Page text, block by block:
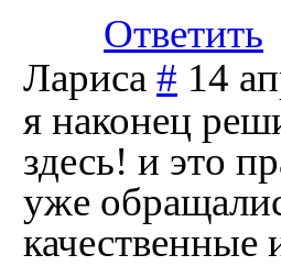
Ответить
Лариса # 14
я наконец
здесь! и это
уже